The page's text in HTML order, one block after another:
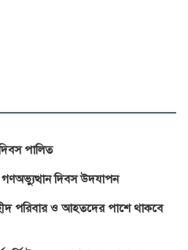
পালিত
দিবস উদযাপন
পরিবার ও আহতদের পাশে থাকবে